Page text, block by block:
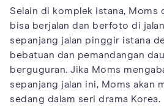
Selain di komplek istana, Moms
bisa berjalan dan berfoto di
sepanjang jalan pinggir istana
bebatuan dan pemandangan
berguguran. Jika Moms
sepanjang jalan ini, Moms akan
sedang dalam seri drama Korea.